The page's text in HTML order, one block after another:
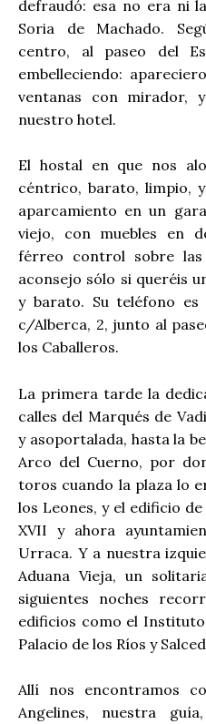
defraudó: esa no era ni
Soria de Machado.
centro, al paseo del
embelleciendo:
ventanas con mirador,
nuestro hotel.
El hostal en que nos
céntrico, barato, limpio,
aparcamiento en un
viejo, con muebles en
férreo control sobre
aconsejo sólo si queréis
y barato. Su teléfono es
c/Alberca, 2, junto al
los Caballeros.
La primera tarde la
calles del Marqués de
y asoportalada, hasta la
Arco del Cuerno, por
toros cuando la plaza lo
los Leones, y el edificio
XVII y ahora
Urraca. Y a nuestra
Aduana Vieja, un
siguientes noches
edificios como el
Palacio de los Ríos y
Allí nos encontramos
Angelines, nuestra